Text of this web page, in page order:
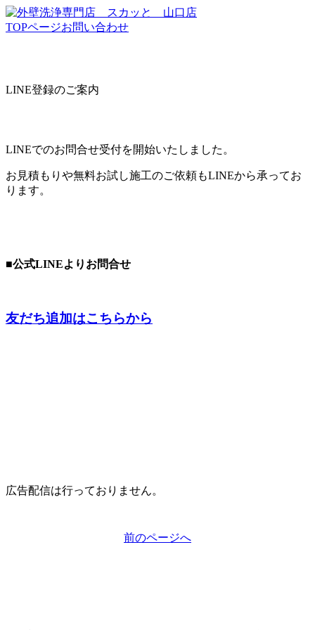
TOPページお問い合わせ
LINE登録のご案内
LINEでのお問合せ受付を開始いたしました。
お見積もりや無料お試し施工のご依頼もLINEから承ってお
ります。
■公式LINEよりお問合せ
友だち追加はこちらから
広告配信は行っておりません。
前のページへ